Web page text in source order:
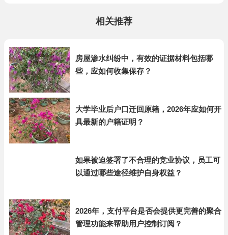
相关推荐
房屋渗水纠纷中，有效的证据材料包括哪
些，应如何收集保存？
大学毕业后户口迁回原籍，2026年应如何开
具最新的户籍证明？
如果被迫签署了不合理的竞业协议，员工可
以通过哪些途径维护自身权益？
2026年，支付平台是否会提供更完善的聚合
管理功能来帮助用户控制订阅？